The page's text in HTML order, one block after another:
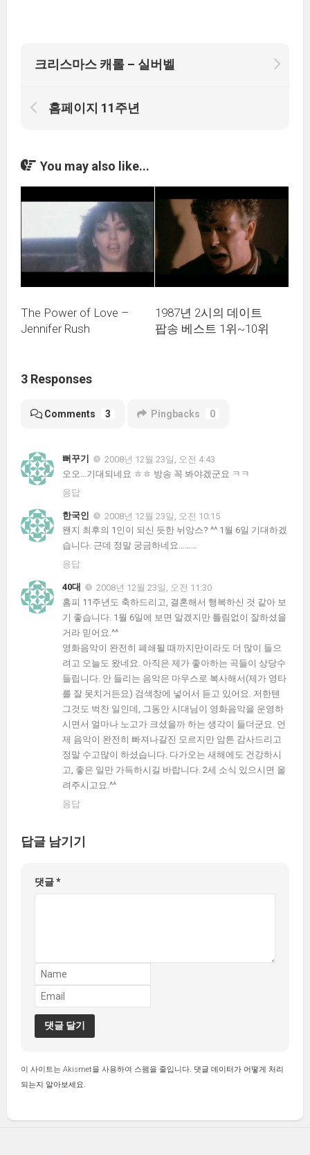
크리스마스 캐롤 – 실버벨
홈페이지 11주년
You may also like...
The Power of Love –
Jennifer Rush
1987년 2시의 데이트
팝송 베스트 1위~10위
3 Responses
Comments 3 Pingbacks 0
뻐꾸기
2008년 12월 23일, 오전 4:43
오오…기대되네요 ㅎㅎ 방송 꼭 봐야겠군요 ㅋㅋ
응답
한국인
2008년 12월 23일, 오전 10:15
왠지 최후의 1인이 되신 듯한 뉘앙스? ^^ 1월 6일 기대하겠
습니다. 근데 정말 궁금하네요………
응답
40대
2008년 12월 23일, 오전 11:30
홈피 11주년도 축하드리고, 결혼해서 행복하신 것 같아 보
기 좋습니다. 1월 6일에 보면 알겠지만 틀림없이 잘하셨을
거라 믿어요.^^
영화음악이 완전히 폐쇄될 때까지만이라도 더 많이 들으
려고 오늘도 왔네요. 아직은 제가 좋아하는 곡들이 상당수
들립니다. 안 들리는 음악은 마우스로 복사해서(제가 영타
를 잘 못치거든요) 검색창에 넣어서 듣고 있어요. 저한텐
그것도 벅찬 일인데, 그동안 시대님이 영화음악을 운영하
시면서 얼마나 노고가 크셨을까 하는 생각이 들더군요. 언
제 음악이 완전히 빠져나갈진 모르지만 암튼 감사드리고
정말 수고많이 하셨습니다. 다가오는 새해에도 건강하시
고, 좋은 일만 가득하시길 바랍니다. 2세 소식 있으시면 올
려주시고요.^^
응답
답글 남기기
댓글*
이 사이트는 Akismet을 사용하여 스팸을 줄입니다. 댓글 데이터가 어떻게 처리
되는지 알아보세요.